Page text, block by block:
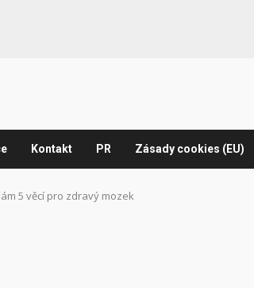
Kontakt PR Zásady cookies (EU)
5 věcí pro zdravý mozek